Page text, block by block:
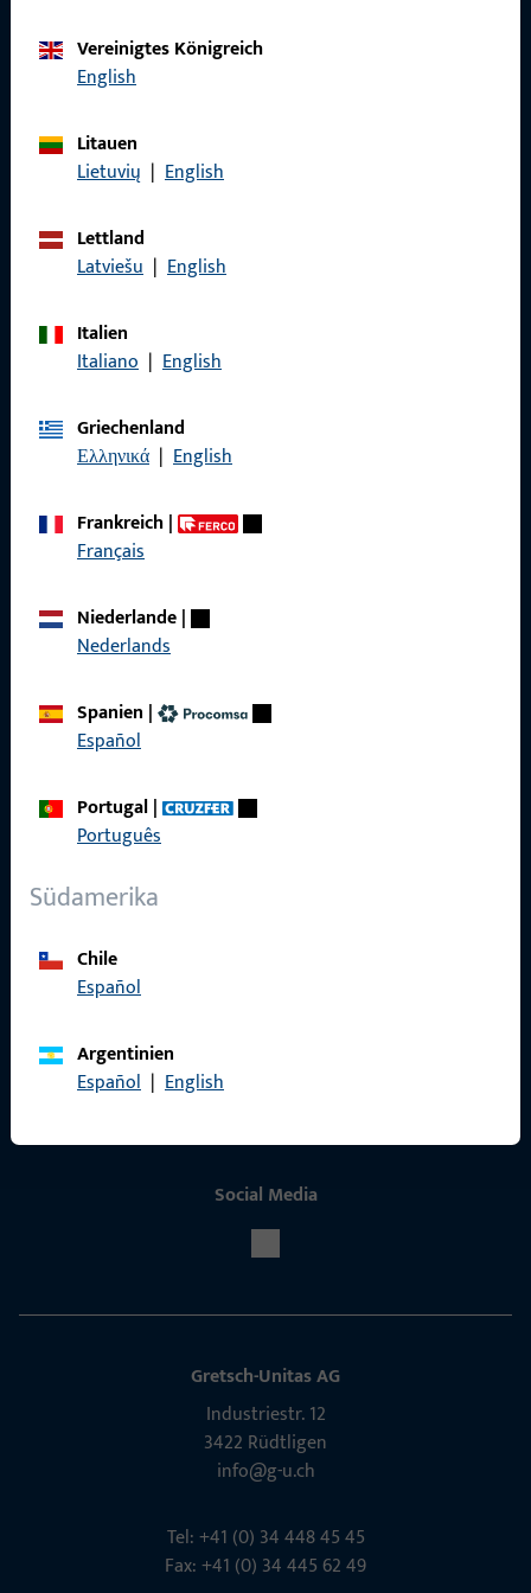
Vereinigtes Königreich
English
Litauen
Lietuvių | English
Lettland
Latviešu | English
Italien
Italiano | English
Griechenland
Ελληνικά | English
Frankreich|
Français
Niederlande|
Nederlands
Spanien |
Español
Portugal|
Português
Südamerika
Chile
Español
Argentinien
Español | English
Schnelleinstieg
Referenzen
Social Media
Gretsch-Unitas AG
Indu­s­triestr. 12
3422 Rüdt­ligen
info@g-u.ch
Tel: +41 (0) 34 448 45 45
Fax: +41 (0) 34 445 62 49